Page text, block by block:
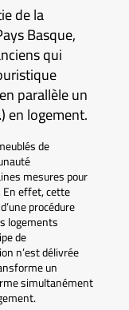
de la
Basque,
qui
parallèle un
en logement.
de
mesures pour
effet, cette
procédure
logements
de
n’est délivrée
un
simultanément